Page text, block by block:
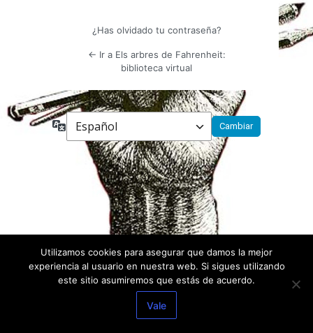
¿Has olvidado tu contraseña?
← Ir a Els arbres de Fahrenheit:
biblioteca virtual
Idioma
Utilizamos cookies para asegurar que damos la mejor
experiencia al usuario en nuestra web. Si sigues utilizando
este sitio asumiremos que estás de acuerdo.
Vale